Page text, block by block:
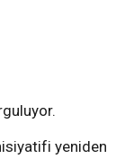
yeniden